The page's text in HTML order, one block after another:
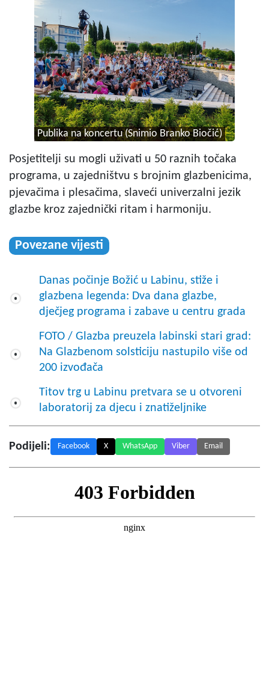
Publika na koncertu (Snimio Branko Biočić)
Posjetitelji su mogli uživati u 50 raznih točaka
programa, u zajedništvu s brojnim glazbenicima,
pjevačima i plesačima, slaveći univerzalni jezik
glazbe kroz zajednički ritam i harmoniju.
Povezane vijesti
Danas počinje Božić u Labinu, stiže i
glazbena legenda: Dva dana glazbe,
dječjeg programa i zabave u centru grada
FOTO / Glazba preuzela labinski stari grad:
Na Glazbenom solsticiju nastupilo više od
200 izvođača
Titov trg u Labinu pretvara se u otvoreni
laboratorij za djecu i znatiželjnike
Podijeli: Facebook X WhatsApp Viber Email